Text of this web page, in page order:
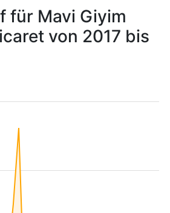
für Mavi Giyim
von 2017 bis